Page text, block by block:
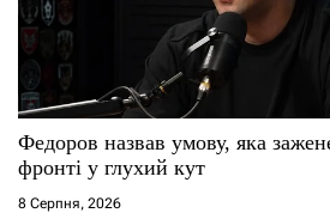
Федоров назвав умову, яка
фронті у глухий кут
8 Серпня, 2026